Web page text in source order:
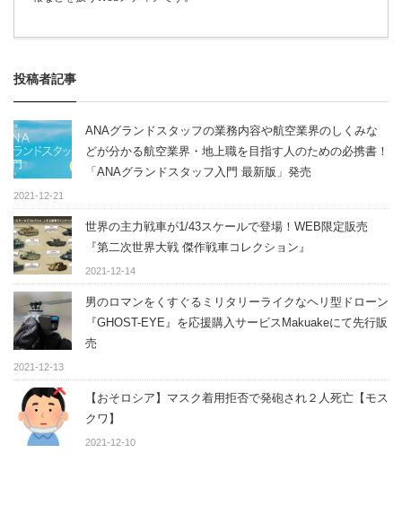
投稿者記事
ANAグランドスタッフの業務内容や航空業界のしくみな
どが分かる航空業界・地上職を目指す人のための必携書！
「ANAグランドスタッフ入門 最新版」発売
2021-12-21
世界の主力戦車が1/43スケールで登場！WEB限定販売
『第二次世界大戦 傑作戦車コレクション』
2021-12-14
男のロマンをくすぐるミリタリーライクなヘリ型ドローン
『GHOST-EYE』を応援購入サービスMakuakeにて先行販
売
2021-12-13
【おそロシア】マスク着用拒否で発砲され２人死亡【モス
クワ】
2021-12-10